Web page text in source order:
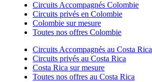
Circuits Accompagnés Colombie
Circuits privés en Colombie
Colombie sur mesure
Toutes nos offres Colombie
Circuits Accompagnés au Costa Rica
Circuits privés au Costa Rica
Costa Rica sur mesure
Toutes nos offres au Costa Rica